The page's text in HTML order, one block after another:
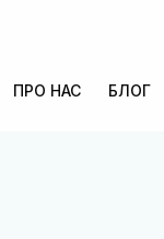
ПРО НАС БЛОГ